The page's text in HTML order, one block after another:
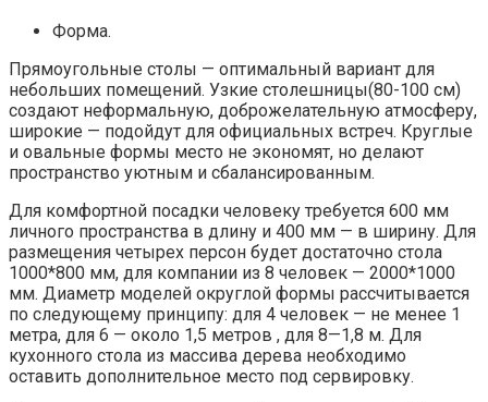
Форма.
Прямоугольные столы — оптимальный вариант для
небольших помещений. Узкие столешницы(80-100 см)
создают неформальную, доброжелательную атмосферу,
широкие — подойдут для официальных встреч. Круглые
и овальные формы место не экономят, но делают
пространство уютным и сбалансированным.
Для комфортной посадки человеку требуется 600 мм
личного пространства в длину и 400 мм — в ширину. Для
размещения четырех персон будет достаточно стола
1000*800 мм, для компании из 8 человек — 2000*1000
мм. Диаметр моделей округлой формы рассчитывается
по следующему принципу: для 4 человек — не менее 1
метра, для 6 — около 1,5 метров , для 8—1,8 м. Для
кухонного стола из массива дерева необходимо
оставить дополнительное место под сервировку.